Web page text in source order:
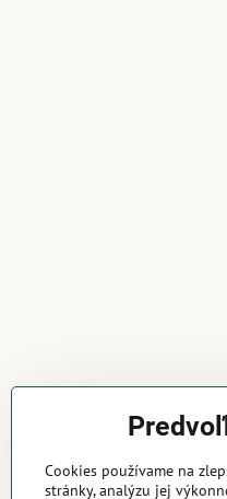
Cookies používame na
stránky, analýzu jej